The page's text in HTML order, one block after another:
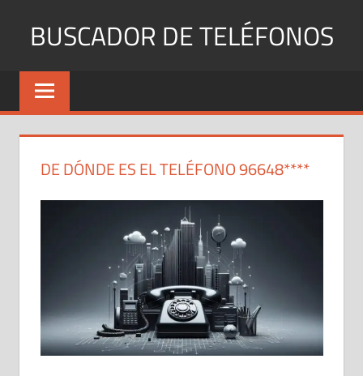
BUSCADOR DE TELÉFONOS
Identifica
Números
y
DE DÓNDE ES EL TELÉFONO 96648****